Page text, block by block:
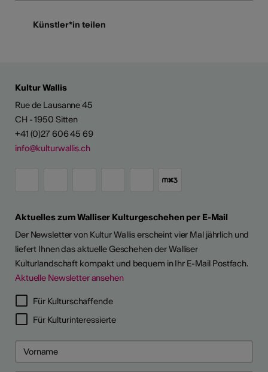
Künstler*in teilen
Kultur Wallis
Rue de Lausanne 45
CH - 1950 Sitten
+41 (0)27 606 45 69
info@kulturwallis.ch
Aktuelles zum Walliser Kulturgeschehen per E-Mail
Der Newsletter von Kultur Wallis erscheint vier Mal jährlich und
liefert Ihnen das aktuelle Geschehen der Walliser
Kulturlandschaft kompakt und bequem in Ihr E-Mail Postfach.
Aktuelle Newsletter ansehen
Für Kulturschaffende
Für Kulturinteressierte